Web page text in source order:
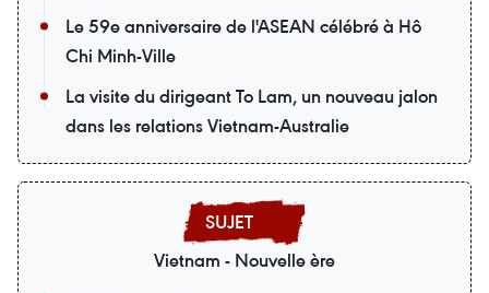
Le 59e anniversaire de l'ASEAN célébré à Hô
Chi Minh-Ville
La visite du dirigeant To Lam, un nouveau jalon
dans les relations Vietnam-Australie
Vietnam - Nouvelle ère